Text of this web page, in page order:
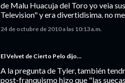
de Malu Huacuja del Toro yo veia
Television" y era divertidisima. no
24 de octubre de 2010 a las 10:13 a.m.
El Velvet de Cierto Pelo dijo…
A la pregunta de Tyler, también
post-franquismo hizo que "las